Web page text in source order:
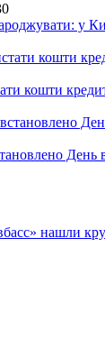
у
кошти
День
нашли